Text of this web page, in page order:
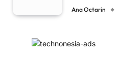
Ana Octarin